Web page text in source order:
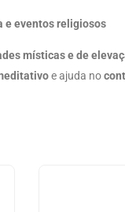
e eventos religiosos
místicas e de
e ajuda no